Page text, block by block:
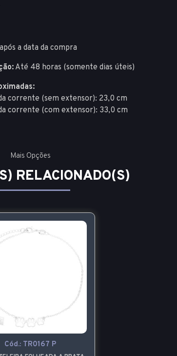
a data da compra
Até 48 horas (somente dias úteis)
corrente (sem extensor): 23,0 cm
corrente (com extensor): 33,0 cm
Mais Opções
RELACIONADO(S)
Cód.: TR0167 P